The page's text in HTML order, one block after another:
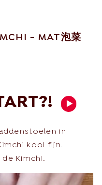
- MAT泡菜
in
kool fijn.
Kimchi.